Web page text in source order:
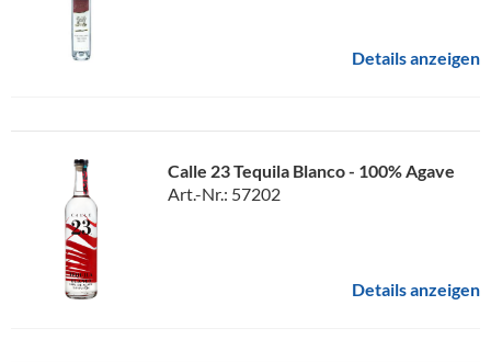
Details anzeigen
Calle 23 Tequila Blanco - 100% Agave
Art.-Nr.: 57202
Details anzeigen